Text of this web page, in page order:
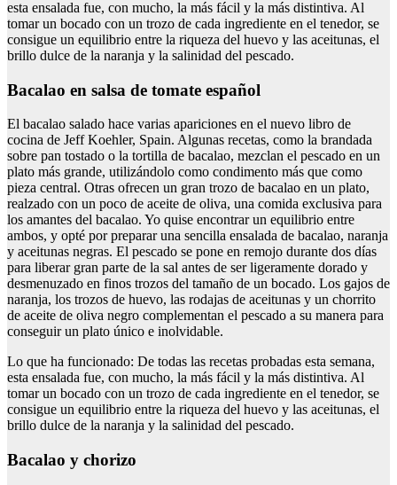
esta ensalada fue, con mucho, la más fácil y la más distintiva. Al
tomar un bocado con un trozo de cada ingrediente en el tenedor, se
consigue un equilibrio entre la riqueza del huevo y las aceitunas, el
brillo dulce de la naranja y la salinidad del pescado.
bacalao en salsa de tomate español
El bacalao salado hace varias apariciones en el nuevo libro de
cocina de Jeff Koehler, Spain. Algunas recetas, como la brandada
sobre pan tostado o la tortilla de bacalao, mezclan el pescado en un
plato más grande, utilizándolo como condimento más que como
pieza central. Otras ofrecen un gran trozo de bacalao en un plato,
realzado con un poco de aceite de oliva, una comida exclusiva para
los amantes del bacalao. Yo quise encontrar un equilibrio entre
ambos, y opté por preparar una sencilla ensalada de bacalao, naranja
y aceitunas negras. El pescado se pone en remojo durante dos días
para liberar gran parte de la sal antes de ser ligeramente dorado y
desmenuzado en finos trozos del tamaño de un bocado. Los gajos de
naranja, los trozos de huevo, las rodajas de aceitunas y un chorrito
de aceite de oliva negro complementan el pescado a su manera para
conseguir un plato único e inolvidable.
Lo que ha funcionado: De todas las recetas probadas esta semana,
esta ensalada fue, con mucho, la más fácil y la más distintiva. Al
tomar un bocado con un trozo de cada ingrediente en el tenedor, se
consigue un equilibrio entre la riqueza del huevo y las aceitunas, el
brillo dulce de la naranja y la salinidad del pescado.
bacalao y chorizo